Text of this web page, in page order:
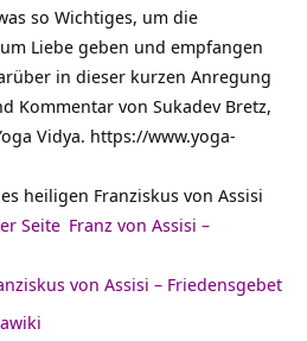
so Wichtiges, um die
Liebe geben und empfangen
in dieser kurzen Anregung
Kommentar von Sukadev Bretz,
Vidya. https://www.yoga-
heiligen Franziskus von Assisi
Seite Franz von Assisi –
von Assisi – Friedensgebet